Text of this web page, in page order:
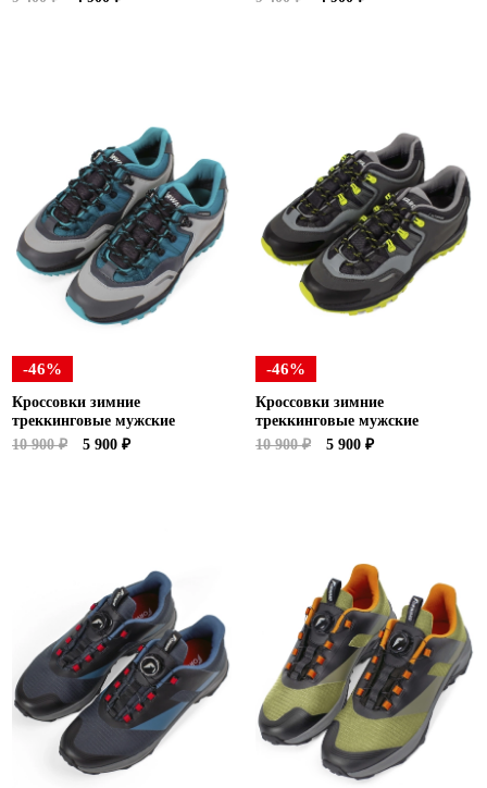
-46%
Кроссовки зимние
треккинговые мужские
10 900 ₽
5 900 ₽
-46%
Кроссовки зимние
треккинговые мужские
10 900 ₽
5 900 ₽